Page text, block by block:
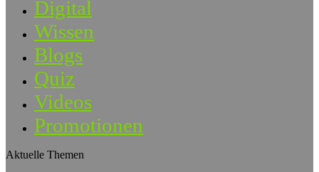
Digital
Wissen
Blogs
Quiz
Videos
Promotionen
Aktuelle Themen